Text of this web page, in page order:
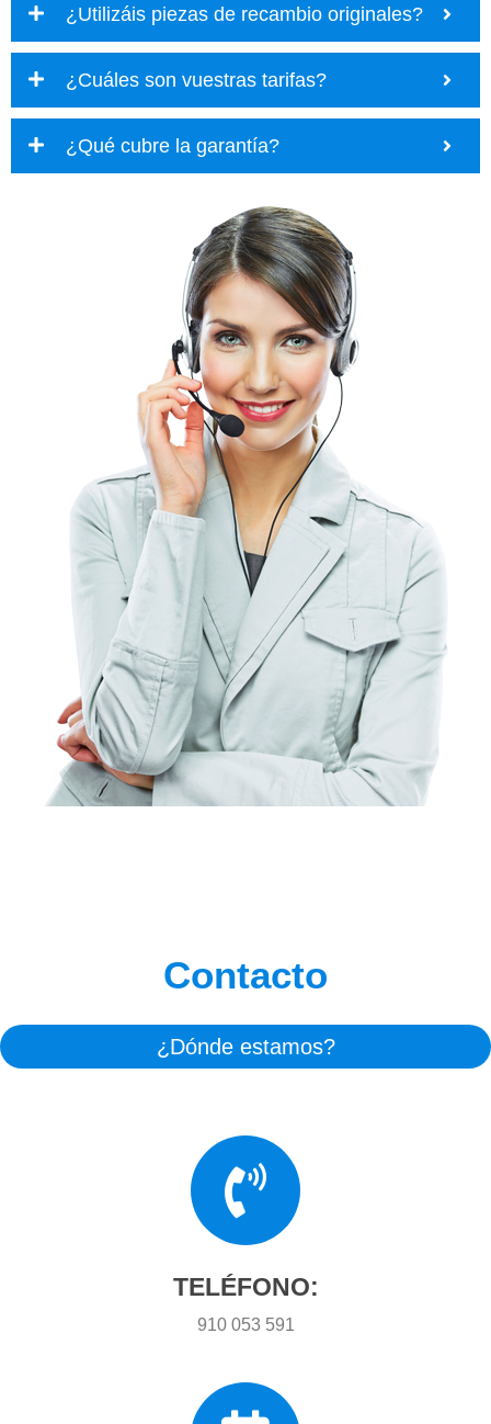
¿Utilizáis piezas de recambio originales?
¿Cuáles son vuestras tarifas?
¿Qué cubre la garantía?
Contacto
¿Dónde estamos?
TELÉFONO:
910 053 591